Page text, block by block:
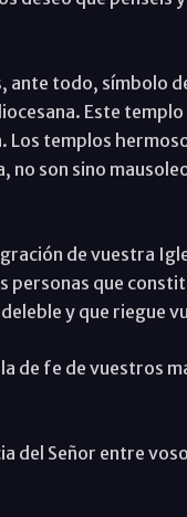
ante todo, símbolo
Este templo
templos
no son sino
de vuestra
personas que
y que riegue
de fe de vuestros
del Señor entre